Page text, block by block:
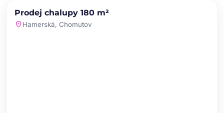
PRODEJ NOVINKA
Prodej chalupy 180 m²
location_onHamerská, Chomutov